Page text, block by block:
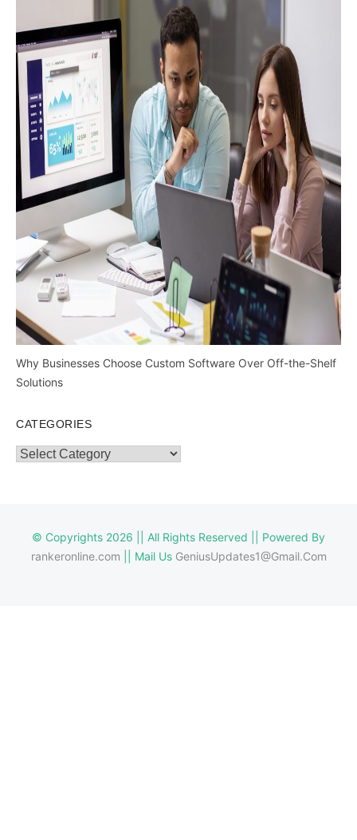
Why Businesses Choose Custom Software Over Off-the-Shelf
Solutions
CATEGORIES
Categories
© Copyrights 2026 || All Rights Reserved || Powered By
rankeronline.com || Mail Us GeniusUpdates1@Gmail.Com